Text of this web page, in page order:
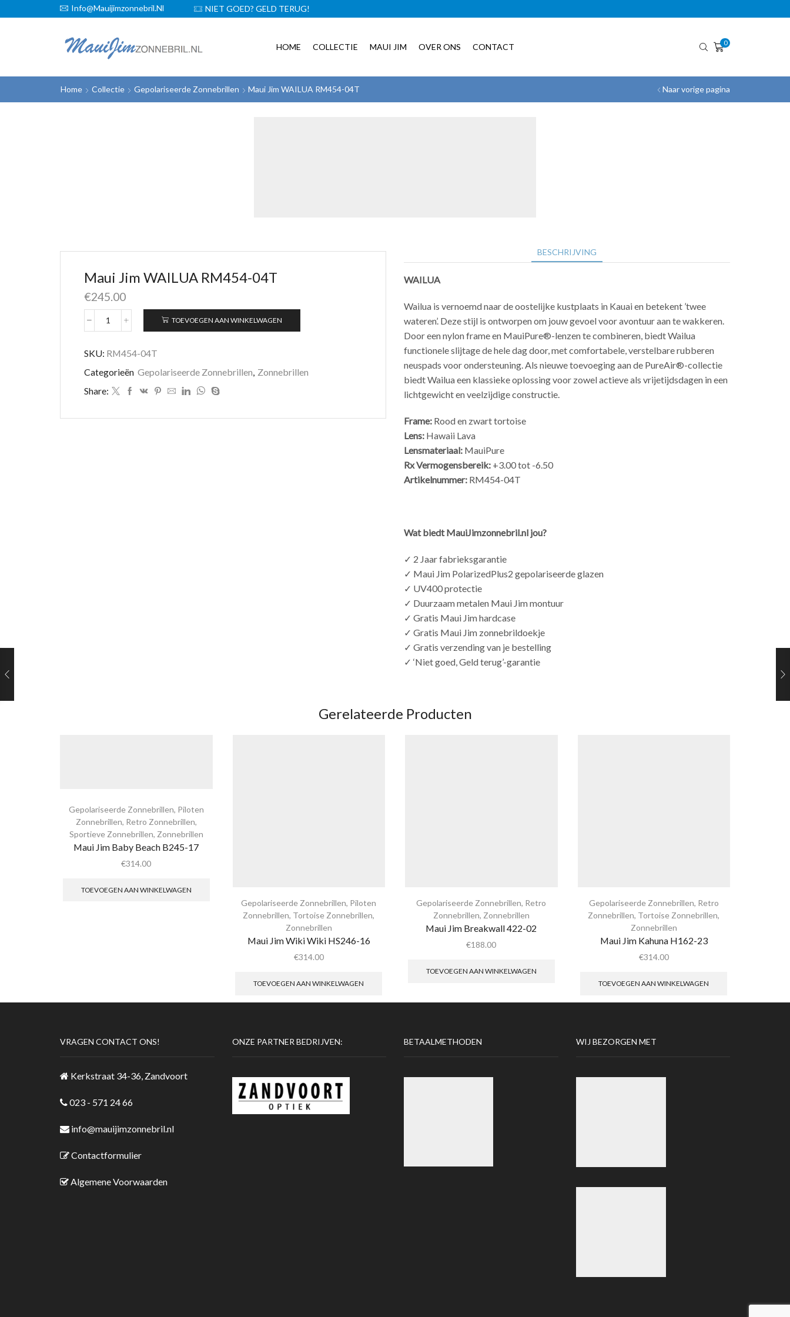
Info@mauijimzonnebril.nl
GRATIS VERZENDING! NIET GOED? GELD TERUG!
HOME COLLECTIE MAUI JIM OVER ONS CONTACT 0
Home Collectie Gepolariseerde Zonnebrillen Maui Jim WAILUA RM454-04T Naar vorige pagina
Maui Jim WAILUA RM454-04T
€245.00
Maui
WAILUA
RM454-
04T
TOEVOEGEN AAN WINKELWAGEN
SKU: RM454-04T
Categorieën Gepolariseerde Zonnebrillen Zonnebrillen
Share:
BESCHRIJVING
WAILUA
Wailua is vernoemd naar de oostelijke kustplaats in Kauai en betekent ’twee
wateren’. Deze stijl is ontworpen om jouw gevoel voor avontuur aan te wakkeren.
Door een nylon frame en MauiPure®-lenzen te combineren, biedt Wailua
functionele slijtage de hele dag door, met comfortabele, verstelbare rubberen
neuspads voor ondersteuning. Als nieuwe toevoeging aan de PureAir®-collectie
biedt Wailua een klassieke oplossing voor zowel actieve als vrijetijdsdagen in een
lichtgewicht en veelzijdige constructie.
Frame: Rood en zwart tortoise
Lens: Hawaii Lava
Lensmateriaal: MauiPure
Rx Vermogensbereik: +3.00 tot -6.50
Artikelnummer: RM454-04T
Wat biedt MauiJimzonnebril.nl jou?
✓ 2 Jaar fabrieksgarantie
✓ Maui Jim PolarizedPlus2 gepolariseerde glazen
✓ UV400 protectie
✓ Duurzaam metalen Maui Jim montuur
✓ Gratis Maui Jim hardcase
✓ Gratis Maui Jim zonnebrildoekje
✓ Gratis verzending van je bestelling
✓ ‘Niet goed, Geld terug’-garantie
Gerelateerde Producten
Gepolariseerde Zonnebrillen, Piloten
Zonnebrillen, Retro Zonnebrillen,
Sportieve Zonnebrillen, Zonnebrillen
Maui Jim Baby Beach B245-17
€314.00
TOEVOEGEN AAN WINKELWAGEN
Gepolariseerde Zonnebrillen, Piloten
Zonnebrillen, Tortoise Zonnebrillen,
Zonnebrillen
Maui Jim Wiki Wiki HS246-16
€314.00
TOEVOEGEN AAN WINKELWAGEN
Gepolariseerde Zonnebrillen, Retro
Zonnebrillen, Zonnebrillen
Maui Jim Breakwall 422-02
€188.00
TOEVOEGEN AAN WINKELWAGEN
Gepolariseerde Zonnebrillen, Retro
Zonnebrillen, Tortoise Zonnebrillen,
Zonnebrillen
Maui Jim Kahuna H162-23
€314.00
TOEVOEGEN AAN WINKELWAGEN
VRAGEN CONTACT ONS!
Kerkstraat 34-36, Zandvoort
023 - 571 24 66
info@mauijimzonnebril.nl
Contactformulier
Algemene Voorwaarden
ONZE PARTNER BEDRIJVEN: BETAALMETHODEN WIJ BEZORGEN MET